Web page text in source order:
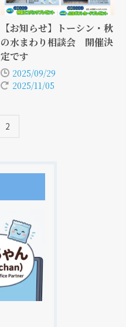
【お知らせ】トーシン・秋
の水まわり相談会 開催決
定です
2025/09/29
2025/11/05
2